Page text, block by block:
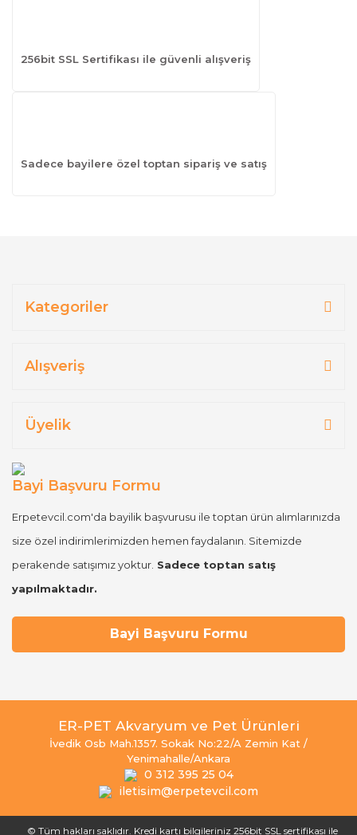
256bit SSL Sertifikası ile güvenli alışveriş
Sadece bayilere özel toptan sipariş ve satış
Kategoriler
Alışveriş
Üyelik
Bayi Başvuru Formu
Erpetevcil.com'da bayilik başvurusu ile toptan ürün alımlarınızda
size özel indirimlerimizden hemen faydalanın. Sitemizde
perakende satışımız yoktur. Sadece toptan satış
yapılmaktadır.
Bayi Başvuru Formu
ER-PET Akvaryum ve Pet Ürünleri
İvedik Osb Mah.1357. Sokak No:22/A Zemin Kat /
Yenimahalle/Ankara
0 312 395 25 04
iletisim@erpetevcil.com
© Tüm hakları saklıdır. Kredi kartı bilgileriniz 256bit SSL sertifikası ile